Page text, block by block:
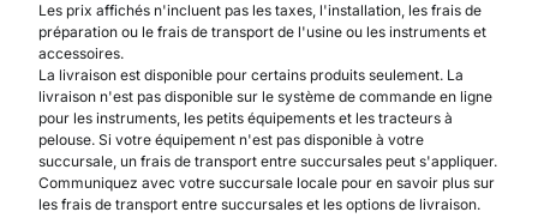
Les prix affichés n'incluent pas les taxes, l'installation, les frais de
préparation ou le frais de transport de l'usine ou les instruments et
accessoires.
La livraison est disponible pour certains produits seulement. La
livraison n'est pas disponible sur le système de commande en ligne
pour les instruments, les petits équipements et les tracteurs à
pelouse. Si votre équipement n'est pas disponible à votre
succursale, un frais de transport entre succursales peut s'appliquer.
Communiquez avec votre succursale locale pour en savoir plus sur
les frais de transport entre succursales et les options de livraison.